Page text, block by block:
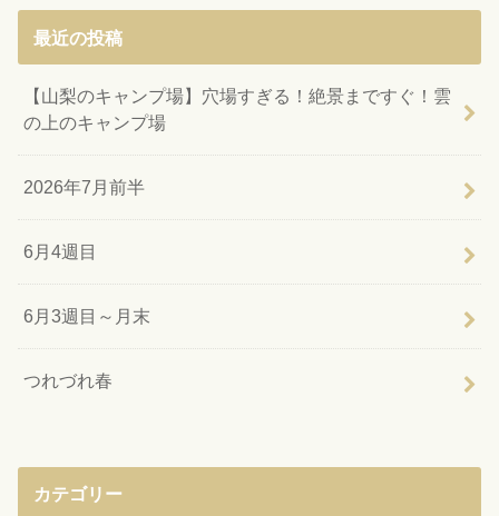
最近の投稿
【山梨のキャンプ場】穴場すぎる！絶景まですぐ！雲
の上のキャンプ場
2026年7月前半
6月4週目
6月3週目～月末
つれづれ春
カテゴリー